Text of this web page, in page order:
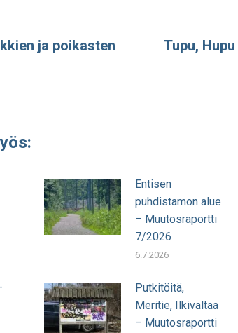
ja poikasten
Seuraava
Tupu,
Entisen
puhdistamon alue
– Muutosraportti
7/2026
6.7.2026
Putkitöitä,
Meritie, Ilkivaltaa
– Muutosraportti